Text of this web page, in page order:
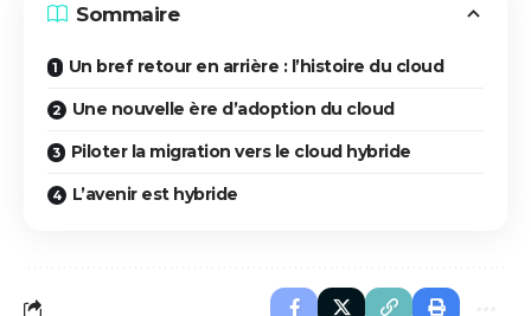
Sommaire
Un bref retour en arrière : l’histoire du cloud
Une nouvelle ère d’adoption du cloud
Piloter la migration vers le cloud hybride
L’avenir est hybride